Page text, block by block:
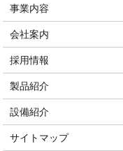
事業内容
会社案内
採用情報
製品紹介
設備紹介
サイトマップ